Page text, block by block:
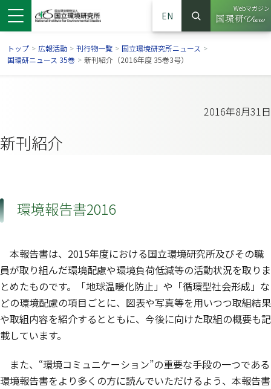
ドウで開きます）
ンドウで開きます）
ウインドウで開きます）
EN
サイト内検索
検索
Webマガジン
（別ウイ
トップ > 広報活動 > 刊行物一覧 > 国立環境研究所ニュース >
国環研ニュース 35巻 > 新刊紹介（2016年度 35巻3号）
2016年8月31日
新刊紹介
環境報告書2016
本報告書は、2015年度における国立環境研究所及びその職
員が取り組んだ環境配慮や環境負荷低減等の活動状況を取りま
とめたものです。「地球温暖化防止」や「循環型社会形成」な
どの環境配慮の項目ごとに、図表や写真等を用いつつ取組結果
や取組内容を紹介するとともに、今後に向けた取組の概要も記
載しています。
また、“環境コミュニケーション”の重要な手段の一つである
環境報告書をより多くの方に読んでいただけるよう、本報告書